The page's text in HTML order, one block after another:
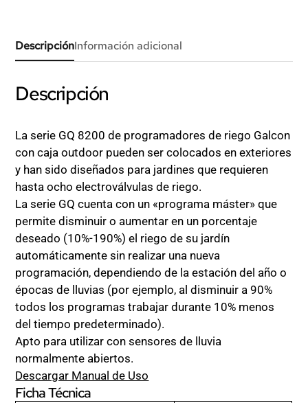
DescripciónInformación adicional
Descripción
La serie GQ 8200 de programadores de riego Galcon
con caja outdoor pueden ser colocados en exteriores
y han sido diseñados para jardines que requieren
hasta ocho electroválvulas de riego.
La serie GQ cuenta con un «programa máster» que
permite disminuir o aumentar en un porcentaje
deseado (10%-190%) el riego de su jardín
automáticamente sin realizar una nueva
programación, dependiendo de la estación del año o
épocas de lluvias (por ejemplo, al disminuir a 90%
todos los programas trabajar durante 10% menos
del tiempo predeterminado).
Apto para utilizar con sensores de lluvia
normalmente abiertos.
Descargar Manual de Uso
Ficha Técnica